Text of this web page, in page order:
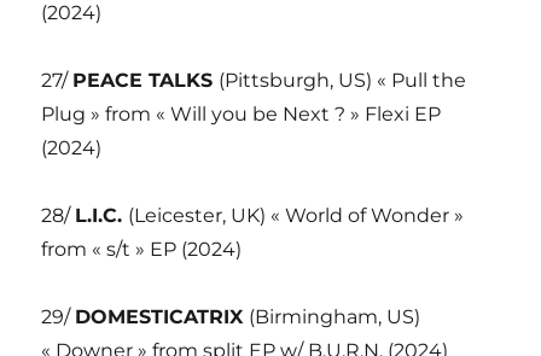
(2024)
27/ PEACE TALKS (Pittsburgh, US) « Pull the
Plug » from « Will you be Next ? » Flexi EP
(2024)
28/ L.I.C. (Leicester, UK) « World of Wonder »
from « s/t » EP (2024)
29/ DOMESTICATRIX (Birmingham, US)
« Downer » from split EP w/ B.U.R.N. (2024)